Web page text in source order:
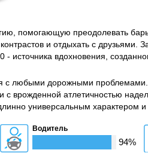
помогающую преодолевать
контрастов и отдыхать с
- источника вдохновения,
с любыми дорожными проблемами.
с врожденной атлетичностью
универсальным характером и
Водитель
94%